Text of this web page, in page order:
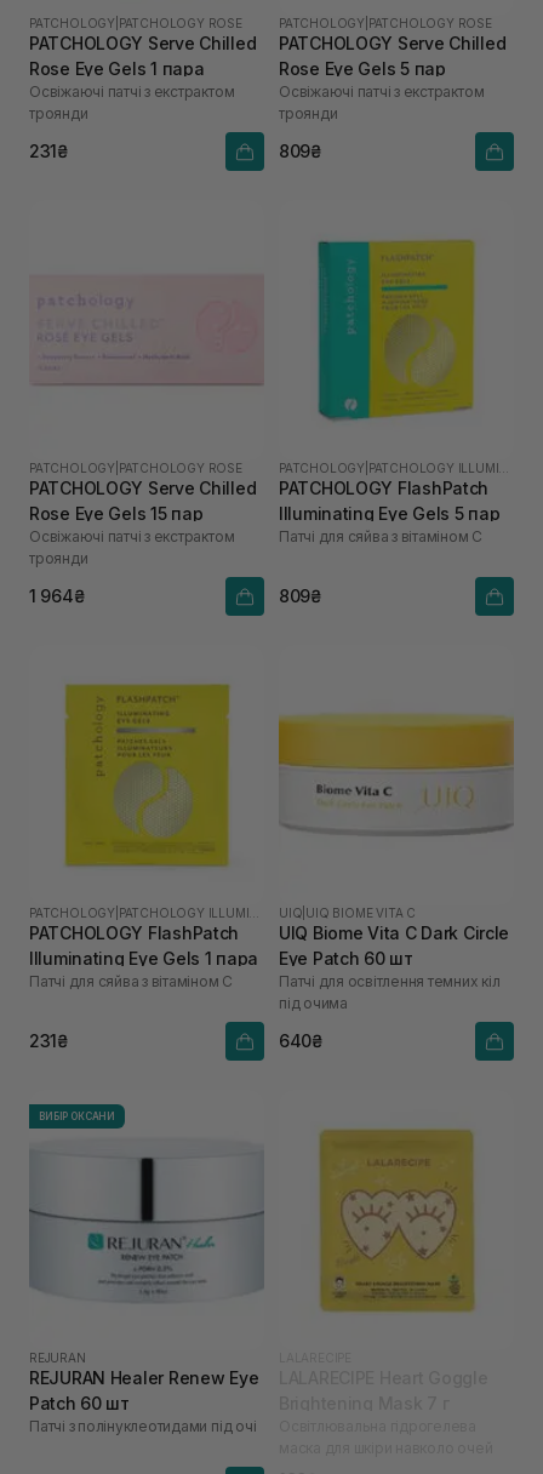
PATCHOLOGY PATCHOLOGY ROSE
PATCHOLOGY Serve Chilled
Rose Eye Gels 1 пара
Освіжаючі патчі з екстрактом
троянди
231₴
PATCHOLOGY PATCHOLOGY ROSE
PATCHOLOGY Serve Chilled
Rose Eye Gels 5 пар
Освіжаючі патчі з екстрактом
троянди
809₴
PATCHOLOGY PATCHOLOGY ROSE
PATCHOLOGY Serve Chilled
Rose Eye Gels 15 пар
Освіжаючі патчі з екстрактом
троянди
1 964₴
PATCHOLOGY
PATCHOLOGY FlashPatch
Illuminating Eye Gels 5 пар
Патчі для сяйва з вітаміном С
809₴
PATCHOLOGY
PATCHOLOGY FlashPatch
Illuminating Eye Gels 1 пара
Патчі для сяйва з вітаміном С
231₴
UIQ UIQ BIOME VITA C
UIQ Biome Vita C Dark Circle
Eye Patch 60 шт
Патчі для освітлення темних кіл
під очима
640₴
ВИБІР ОКСАНИ
REJURAN
REJURAN Healer Renew Eye
Patch 60 шт
Патчі з полінуклеотидами під очі